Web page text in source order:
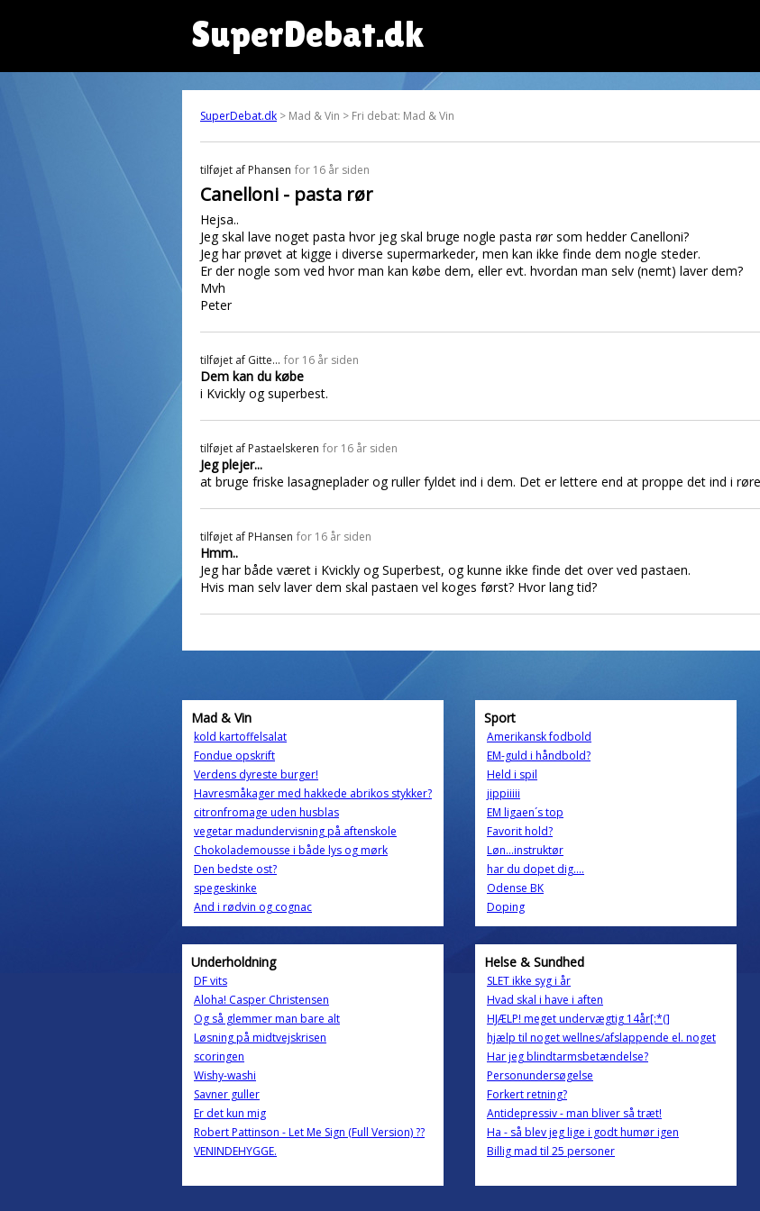
SuperDebat.dk
SuperDebat.dk > Mad & Vin > Fri debat: Mad & Vin
tilføjet af Phansen for 16 år siden
Canelloni - pasta rør
Hejsa..
Jeg skal lave noget pasta hvor jeg skal bruge nogle pasta rør som hedder Canelloni?
Jeg har prøvet at kigge i diverse supermarkeder, men kan ikke finde dem nogle steder.
Er der nogle som ved hvor man kan købe dem, eller evt. hvordan man selv (nemt) laver dem?
Mvh
Peter
tilføjet af Gitte... for 16 år siden
Dem kan du købe
i Kvickly og superbest.
tilføjet af Pastaelskeren for 16 år siden
Jeg plejer...
at bruge friske lasagneplader og ruller fyldet ind i dem. Det er lettere end at proppe det ind i
tilføjet af PHansen for 16 år siden
Hmm..
Jeg har både været i Kvickly og Superbest, og kunne ikke finde det over ved pastaen.
Hvis man selv laver dem skal pastaen vel koges først? Hvor lang tid?
Mad & Vin
kold kartoffelsalat
Fondue opskrift
Verdens dyreste burger!
Havresmåkager med hakkede abrikos stykker?
citronfromage uden husblas
vegetar madundervisning på aftenskole
Chokolademousse i både lys og mørk
Den bedste ost?
spegeskinke
And i rødvin og cognac
Sport
Amerikansk fodbold
EM-guld i håndbold?
Held i spil
jippiiiii
EM ligaen´s top
Favorit hold?
Løn...instruktør
har du dopet dig....
Odense BK
Doping
Underholdning
DF vits
Aloha! Casper Christensen
Og så glemmer man bare alt
Løsning på midtvejskrisen
scoringen
Wishy-washi
Savner guller
Er det kun mig
Robert Pattinson - Let Me Sign (Full Version) ??
VENINDEHYGGE.
Helse & Sundhed
SLET ikke syg i år
Hvad skal i have i aften
HJÆLP! meget undervægtig 14år[:*(]
hjælp til noget wellnes/afslappende el. noget
Har jeg blindtarmsbetændelse?
Personundersøgelse
Forkert retning?
Antidepressiv - man bliver så træt!
Ha - så blev jeg lige i godt humør igen
Billig mad til 25 personer